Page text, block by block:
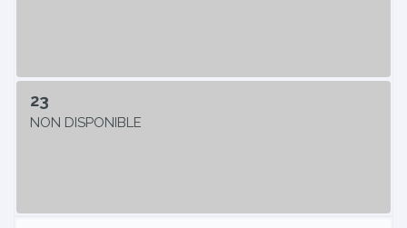
23
NON DISPONIBLE